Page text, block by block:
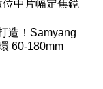
中片幅定焦鏡
造！Samyang
60-180mm